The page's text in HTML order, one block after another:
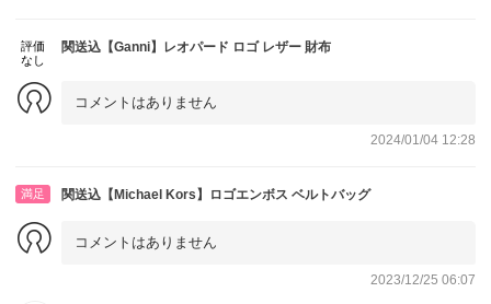
評価
なし
関送込【Ganni】レオパード ロゴ レザー 財布
コメントはありません
2024/01/04 12:28
満足 関送込【Michael Kors】ロゴエンボス ベルトバッグ
コメントはありません
2023/12/25 06:07